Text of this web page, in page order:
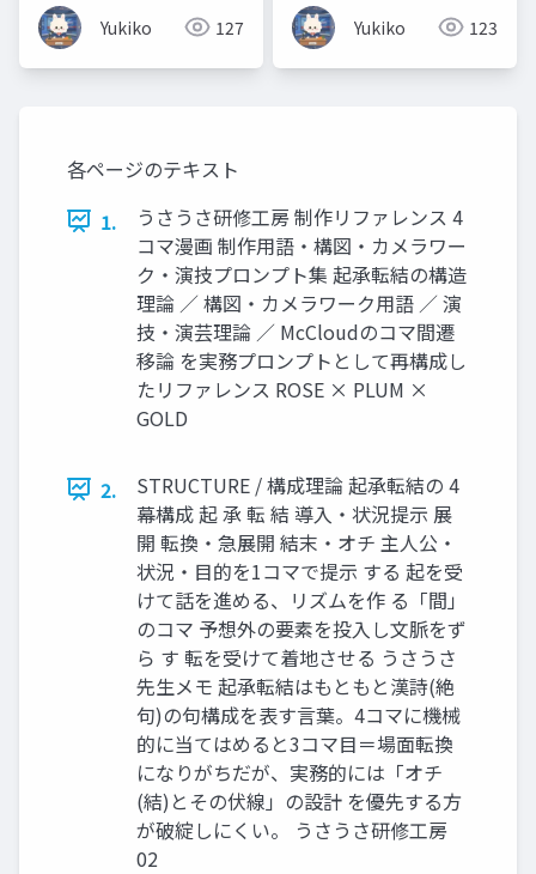
Yukiko 127
ア・ソフトウェア・
OS・Linux「難しそ
う」と思わなくて大丈
Yukiko 123
各ページのテキスト
1.
うさうさ研修工房 制作リファレンス 4
コマ漫画 制作用語・構図・カメラワー
ク・演技プロンプト集 起承転結の構造
理論 ／ 構図・カメラワーク用語 ／ 演
技・演芸理論 ／ McCloudのコマ間遷
移論 を実務プロンプトとして再構成し
たリファレンス ROSE × PLUM ×
GOLD
2.
STRUCTURE / 構成理論 起承転結の 4
幕構成 起 承 転 結 導入・状況提示 展
開 転換・急展開 結末・オチ 主人公・
状況・目的を1コマで提示 する 起を受
けて話を進める、リズムを作 る「間」
のコマ 予想外の要素を投入し文脈をず
ら す 転を受けて着地させる うさうさ
先生メモ 起承転結はもともと漢詩(絶
句)の句構成を表す言葉。4コマに機械
的に当てはめると3コマ目＝場面転換
になりがちだが、実務的には「オチ
(結)とその伏線」の設計 を優先する方
が破綻しにくい。 うさうさ研修工房
02